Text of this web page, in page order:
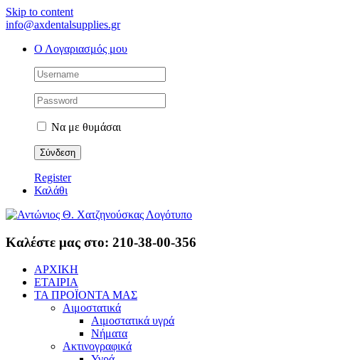
Skip to content
info@axdentalsupplies.gr
Ο Λογαριασμός μου
Να με θυμάσαι
Register
Καλάθι
Καλέστε μας στο: 210-38-00-356
ΑΡΧΙΚΗ
ΕΤΑΙΡΙΑ
ΤΑ ΠΡΟΪΟΝΤΑ ΜΑΣ
Αιμοστατικά
Αιμοστατικά υγρά
Νήματα
Ακτινογραφικά